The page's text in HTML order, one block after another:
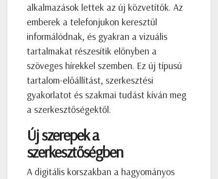
alkalmazások lettek az új közvetítők. Az
emberek a telefonjukon keresztül
informálódnak, és gyakran a vizuális
tartalmakat részesítik előnyben a
szöveges hírekkel szemben. Ez új típusú
tartalom-előállítást, szerkesztési
gyakorlatot és szakmai tudást kíván meg
a szerkesztőségektől.
Új szerepek a
szerkesztőségben
A digitális korszakban a hagyományos